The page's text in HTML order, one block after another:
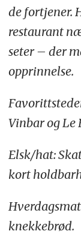
de fortjener.
restaurant
seter – der
opprinnelse.
Vinbar og Le
Elsk/hat:
kort
knekkebrød.